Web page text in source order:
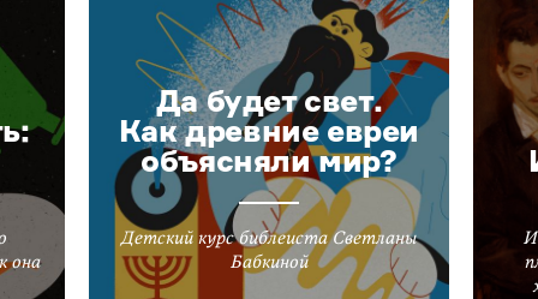
она
Да будет свет.
Как древние евреи
объясняли мир?
Детский курс библеиста Светланы
Бабкиной